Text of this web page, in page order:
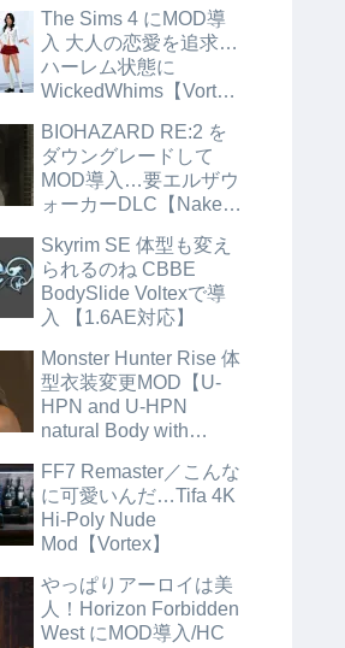
The Sims 4 にMOD導
入 大人の恋愛を追求…
ハーレム状態に
WickedWhims【Vortex
BIOHAZARD RE:2 を
ダウングレードして
MOD導入…要エルザウ
ォーカーDLC【Naked
【Steam】
Skyrim SE 体型も変え
られるのね CBBE
BodySlide Voltexで導
入 【1.6AE対応】
Monster Hunter Rise 体
型衣装変更MOD【U-
HPN and U-HPN
natural Body with
Skimpy Inner Wear】
FF7 Remaster／こんな
に可愛いんだ…Tifa 4K
Hi-Poly Nude
Mod【Vortex】
やっぱりアーロイは美
人！Horizon Forbidden
West にMOD導入/HC